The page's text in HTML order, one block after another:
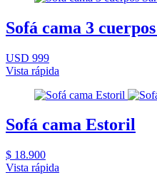
Sofá cama 3
USD 999
Vista rápida
Sofá cama Estoril
$ 18.900
Vista rápida